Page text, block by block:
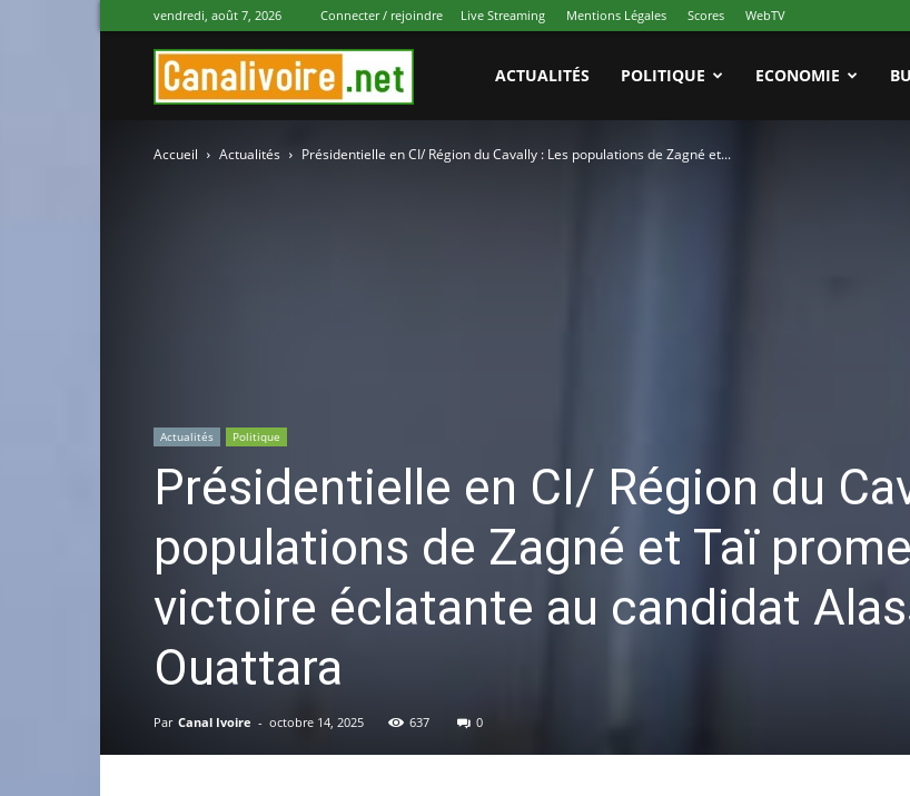
vendredi, août 7, 2026 Connecter / rejoindre Live Streaming Mentions Légales Scores WebTV
Ivoire
ACTUALITÉS POLITIQUE ECONOMIE
Accueil Actualités Présidentielle en CI/ Région du Cavally : Les populations de Zagné et...
Actualités Politique
Présidentielle en CI/ Région du
populations de Zagné et Taï
victoire éclatante au candidat
Ouattara
Par Canal Ivoire - octobre 14, 2025 637 0